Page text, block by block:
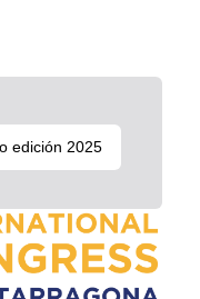
edición 2025